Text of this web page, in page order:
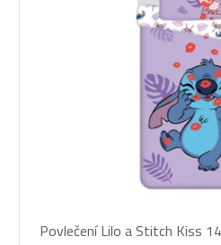
Povlečení Lilo a Stitch Kiss